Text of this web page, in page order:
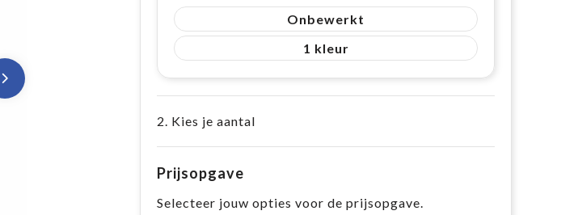
Onbewerkt
1
2. Kies je aantal
Prijsopgave
Selecteer jouw opties voor de prijsopgave.